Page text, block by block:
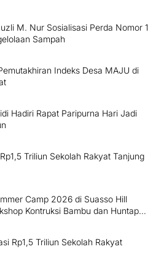
M. Nur Sosialisasi Perda Nomor 1
Sampah
Indeks Desa MAJU di
Hadiri Rapat Paripurna Hari Jadi
Triliun Sekolah Rakyat Tanjung
Camp 2026 di Suasso Hill
Kontruksi Bambu dan Huntap
Rp1,5 Triliun Sekolah Rakyat